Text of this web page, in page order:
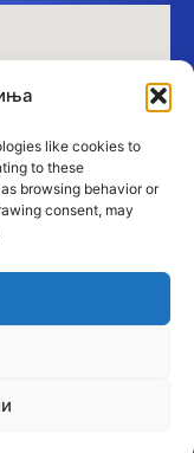
like cookies to
to these
browsing behavior or
consent, may